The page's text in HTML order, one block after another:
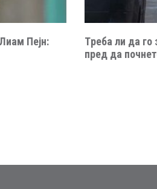
Пејн:
Tреба ли да го
пред да